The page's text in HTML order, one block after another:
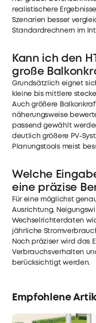
realistischere
Szenarien besser
Standardrechnern im
Kann ich den
große
Grundsätzlich eignet
kleine bis mittlere
Auch größere
näherungsweise
passend gewählt
deutlich größere PV-
Planungstools meist
Welche
eine präzise
Für eine möglichst
Ausrichtung,
Wechselrichterdaten
jährliche
Noch präziser wird das
Verbrauchsverhalten
berücksichtigt werden.
Empfohlene